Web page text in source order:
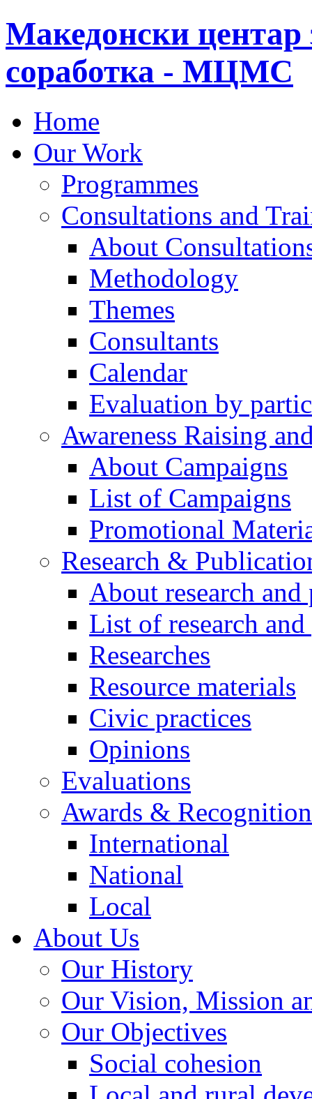
Македонски центар
соработка - МЦМС
Home
Our Work
Programmes
Consultations and
About
Methodology
Themes
Consultants
Calendar
Evaluation by
Awareness Raising
About Campaigns
List of Campaigns
Promotional
Research &
About research
List of research
Researches
Resource materials
Civic practices
Opinions
Evaluations
Awards &
International
National
Local
About Us
Our History
Our Vision, Mission
Our Objectives
Social cohesion